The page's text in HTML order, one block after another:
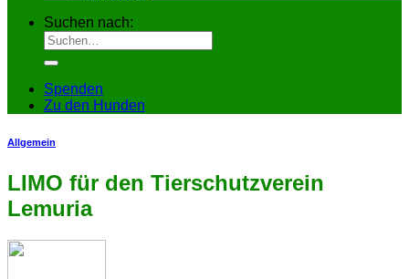
Suchen nach:
Spenden
Zu den Hunden
Allgemein
LIMO für den Tierschutzverein
Lemuria